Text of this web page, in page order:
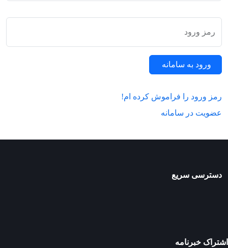
رمز ورود
ورود به سامانه
رمز ورود را فراموش کرده ام!
عضویت در سامانه
دسترسی سریع
اشتراک خبرنامه